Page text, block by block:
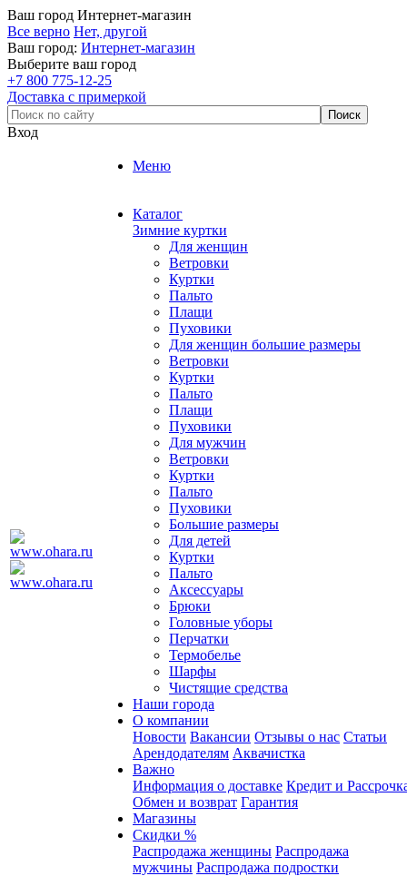
Ваш город Интернет-магазин
Все верно Нет, другой
Ваш город: Интернет-магазин
Выберите ваш город
+7 800 775-12-25
Доставка с примеркой
Вход
Меню
Каталог
Зимние куртки
Для женщин
Ветровки
Куртки
Пальто
Плащи
Пуховики
Для женщин большие размеры
Ветровки
Куртки
Пальто
Плащи
Пуховики
Для мужчин
Ветровки
Куртки
Пальто
Пуховики
Большие размеры
Для детей
Куртки
Пальто
Аксессуары
Брюки
Головные уборы
Перчатки
Термобелье
Шарфы
Чистящие средства
Наши города
О компании
Новости Вакансии Отзывы о нас Статьи
Арендодателям Аквачистка
Важно
Информация о доставке Кредит и
Обмен и возврат Гарантия
Магазины
Скидки %
Распродажа женщины Распродажа
мужчины Распродажа подростки